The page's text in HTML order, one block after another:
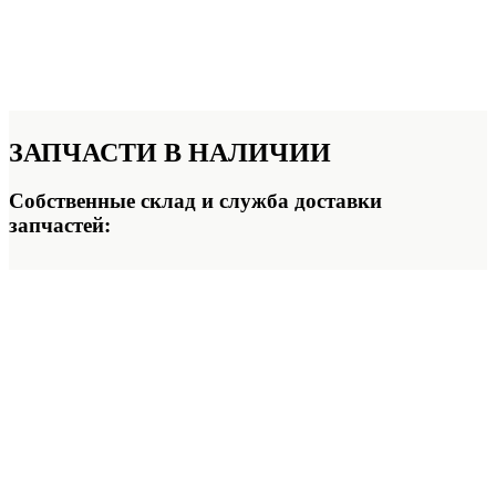
ЗАПЧАСТИ В НАЛИЧИИ
Собственные склад и служба доставки
запчастей: